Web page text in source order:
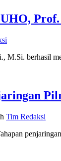
berhasil
Tim Redaksi